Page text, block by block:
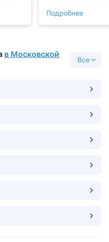
дизайн выбран
современный.
чистотой,
площадью.
Подробнее
в Московской
Все